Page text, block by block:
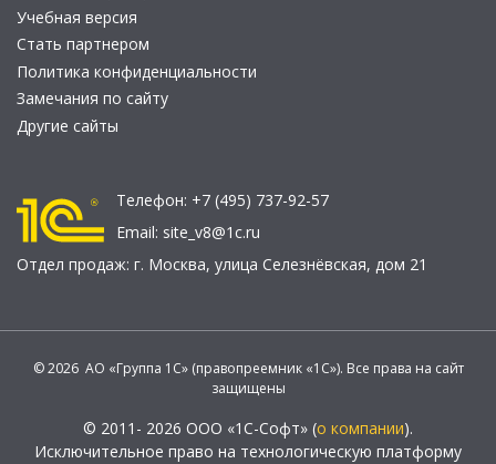
Учебная версия
Стать партнером
Политика конфиденциальности
Замечания по сайту
Другие сайты
Телефон: +7 (495) 737-92-57
Email: site_v8@1c.ru
Отдел продаж: г. Москва, улица Селезнёвская, дом 21
© 2026 АО «Группа 1С» (правопреемник «1С»). Все права на сайт
защищены
© 2011- 2026 ООО «1С-Софт» (о компании).
Исключительное право на технологическую платформу